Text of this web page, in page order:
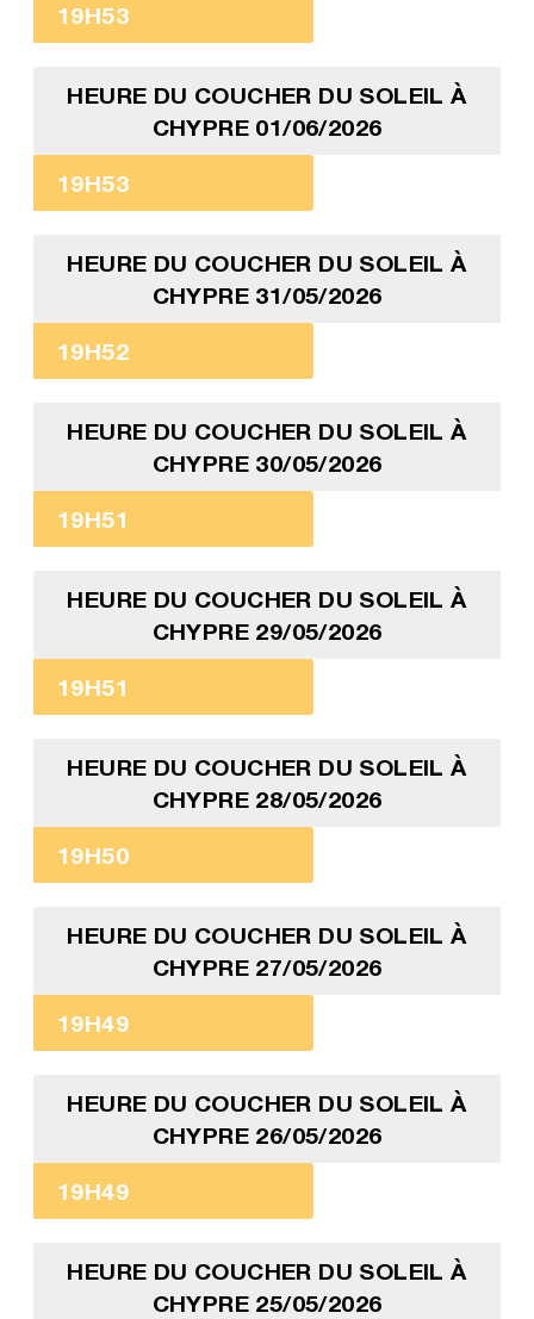
19H53
HEURE DU COUCHER DU SOLEIL À
CHYPRE 01/06/2026
19H53
HEURE DU COUCHER DU SOLEIL À
CHYPRE 31/05/2026
19H52
HEURE DU COUCHER DU SOLEIL À
CHYPRE 30/05/2026
19H51
HEURE DU COUCHER DU SOLEIL À
CHYPRE 29/05/2026
19H51
HEURE DU COUCHER DU SOLEIL À
CHYPRE 28/05/2026
19H50
HEURE DU COUCHER DU SOLEIL À
CHYPRE 27/05/2026
19H49
HEURE DU COUCHER DU SOLEIL À
CHYPRE 26/05/2026
19H49
HEURE DU COUCHER DU SOLEIL À
CHYPRE 25/05/2026